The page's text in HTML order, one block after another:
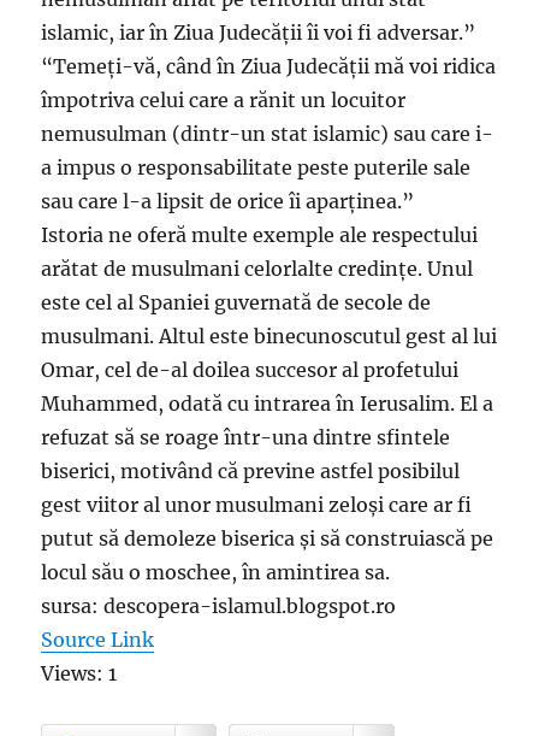
islamic, iar în Ziua Judecății îi voi fi adversar.”
“Temeți-vă, când în Ziua Judecății mă voi ridica
împotriva celui care a rănit un locuitor
nemusulman (dintr-un stat islamic) sau care i-
a impus o responsabilitate peste puterile sale
sau care l-a lipsit de orice îi aparținea.”
Istoria ne oferă multe exemple ale respectului
arătat de musulmani celorlalte credințe. Unul
este cel al Spaniei guvernată de secole de
musulmani. Altul este binecunoscutul gest al lui
Omar, cel de-al doilea succesor al profetului
Muhammed, odată cu intrarea în Ierusalim. El a
refuzat să se roage într-una dintre sfintele
biserici, motivând că previne astfel posibilul
gest viitor al unor musulmani zeloși care ar fi
putut să demoleze biserica și să construiască pe
locul său o moschee, în amintirea sa.
sursa: descopera-islamul.blogspot.ro
Source Link
Views: 1